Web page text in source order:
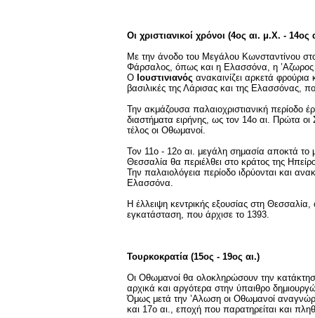
Οι χριστιανικοί χρόνοι (4ος αι. μ.Χ. - 14ος
Με την άνοδο του Μεγάλου Κωνσταντίνου
Φάρσαλος, όπως και η Ελασσόνα, η ’Αζωρος
Ο Ιουστινιανός ανακαινίζει αρκετά
βασιλικές της Λάρισας και της Ελασσόνας,
Την ακμάζουσα παλαιοχριστιανική περίοδο
διαστήματα ειρήνης, ως τον 14ο αι. Πρώτα οι
τέλος οι Οθωμανοί.
Τον 11ο - 12ο αι. μεγάλη σημασία αποκτά το
Θεσσαλία θα περιέλθει στο κράτος της
Την παλαιολόγεια περίοδο ιδρύονται και
Ελασσόνα.
Η έλλειψη κεντρικής εξουσίας στη
εγκατάσταση, που άρχισε το 1393.
Τουρκοκρατία (15ος - 19ος αι.)
Οι Οθωμανοί θα ολοκληρώσουν την
αρχικά και αργότερα στην ύπαιθρο
Όμως μετά την ’Αλωση οι Οθωμανοί
και 17ο αι., εποχή που παρατηρείται και